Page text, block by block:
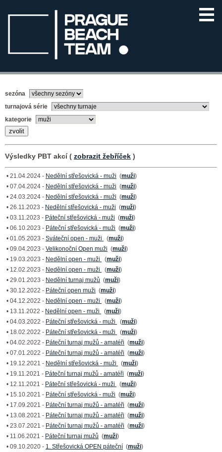
sezóna
turnajová série
kategorie
Výsledky PBT akcí ( zobrazit žebříček )
• 21.04.2024 - Nedělní střešovická - muži (muži)
• 07.04.2024 - Nedělní střešovická - muži (muži)
• 24.03.2024 - Nedělní střešovická - muži (muži)
• 26.11.2023 - Nedělní střešovická - muži (muži)
• 03.11.2023 - Páteční střešovická - muži (muži)
• 06.10.2023 - Páteční střešovická - muži (muži)
• 01.05.2023 - Sváteční open - muži (muži)
• 09.04.2023 - Velikonoční Open muži (muži)
• 19.03.2023 - Nedělní open - muži (muži)
• 12.02.2023 - Nedělní open - muži (muži)
• 29.01.2023 - Nedělní turnaj mužů (muži)
• 30.12.2022 - Páteční open muži (muži)
• 04.12.2022 - Nedělní open - muži (muži)
• 13.11.2022 - Nedělní open - muži (muži)
• 04.03.2022 - Páteční střešovická - muži (muži)
• 18.02.2022 - Páteční střešovická - muži (muži)
• 04.02.2022 - Páteční turnaj mužů - amatéři (muži)
• 07.01.2022 - Páteční turnaj mužů - amatéři (muži)
• 19.12.2021 - Nedělní střešovická - muži (muži)
• 19.11.2021 - Páteční turnaj mužů - amatéři (muži)
• 12.11.2021 - Páteční střešovická - muži (muži)
• 15.10.2021 - Páteční střešovická - muži (muži)
• 17.09.2021 - Páteční turnaj mužů - amatéři (muži)
• 13.08.2021 - Páteční turnaj mužů - amatéři (muži)
• 23.07.2021 - Páteční turnaj mužů - amatéři (muži)
• 11.06.2021 - Páteční turnaj mužů (muži)
• 09.10.2020 - 1. Střešovická OPEN páteční (muži)